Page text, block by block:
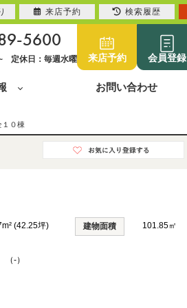
5600
定休日：毎週水曜 来店予約 会員登録
お問い合わせ
０棟
(42.25坪) 建物面積 101.85㎡
-）
来店予約 検索履歴